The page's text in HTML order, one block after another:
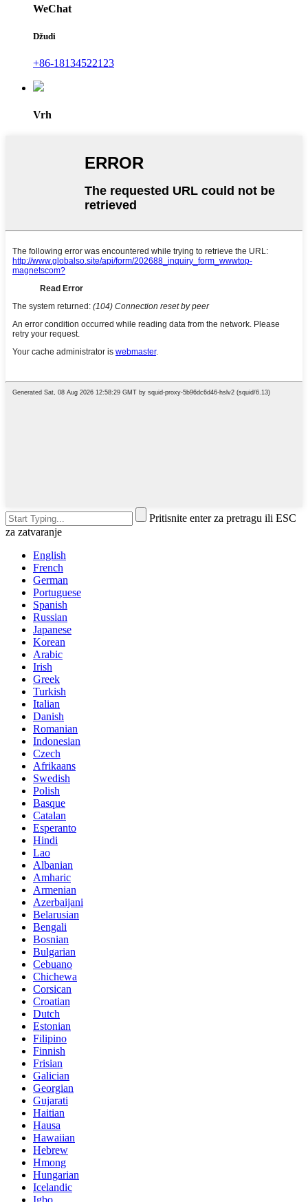
WeChat
Džudi
+86-18134522123
Vrh
Pritisnite enter za pretragu ili ESC
za zatvaranje
English
French
German
Portuguese
Spanish
Russian
Japanese
Korean
Arabic
Irish
Greek
Turkish
Italian
Danish
Romanian
Indonesian
Czech
Afrikaans
Swedish
Polish
Basque
Catalan
Esperanto
Hindi
Lao
Albanian
Amharic
Armenian
Azerbaijani
Belarusian
Bengali
Bosnian
Bulgarian
Cebuano
Chichewa
Corsican
Croatian
Dutch
Estonian
Filipino
Finnish
Frisian
Galician
Georgian
Gujarati
Haitian
Hausa
Hawaiian
Hebrew
Hmong
Hungarian
Icelandic